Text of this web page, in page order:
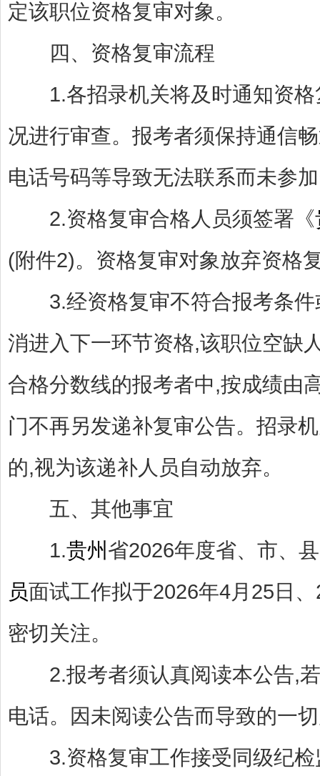
定该职位资格复审对象。
四、资格复审流程
1.各招录机关将及时通知资格
况进行审查。报考者须保持通信
电话号码等导致无法联系而未参
2.资格复审合格人员须签署《
(附件2)。资格复审对象放弃资格
3.经资格复审不符合报考条件
消进入下一环节资格,该职位空缺
合格分数线的报考者中,按成绩由
门不再另发递补复审公告。招录
的,视为该递补人员自动放弃。
五、其他事宜
1.贵州 省2026年度省、市、
员面试工作拟于2026年4月25日
密切关注。
2.报考者须认真阅读本公告,若
电话。因未阅读公告而导致的一
3.资格复审工作接受同级纪检